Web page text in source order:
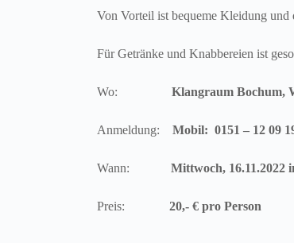
Von Vorteil ist bequeme Kleidung und
Für Getränke und Knabbereien ist
Wo: Klangraum Bochum,
Anmeldung: Mobil: 0151 – 12 09
Wann: Mittwoch, 16.11.2022
Preis: 20,- € pro Person